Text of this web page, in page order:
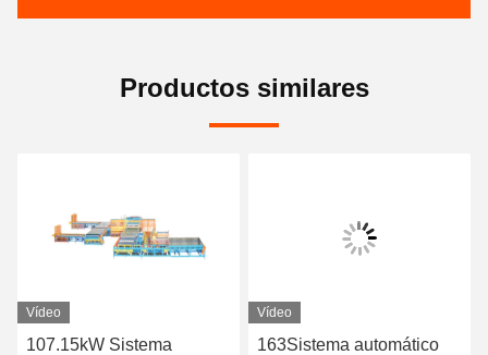
Productos similares
Vídeo
107.15kW Sistema
Vídeo
163Sistema automático